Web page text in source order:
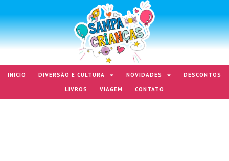
INÍCIO DIVERSÃO E CULTURA NOVIDADES
DESCONTOS
LIVROS
VIAGEM CONTATO